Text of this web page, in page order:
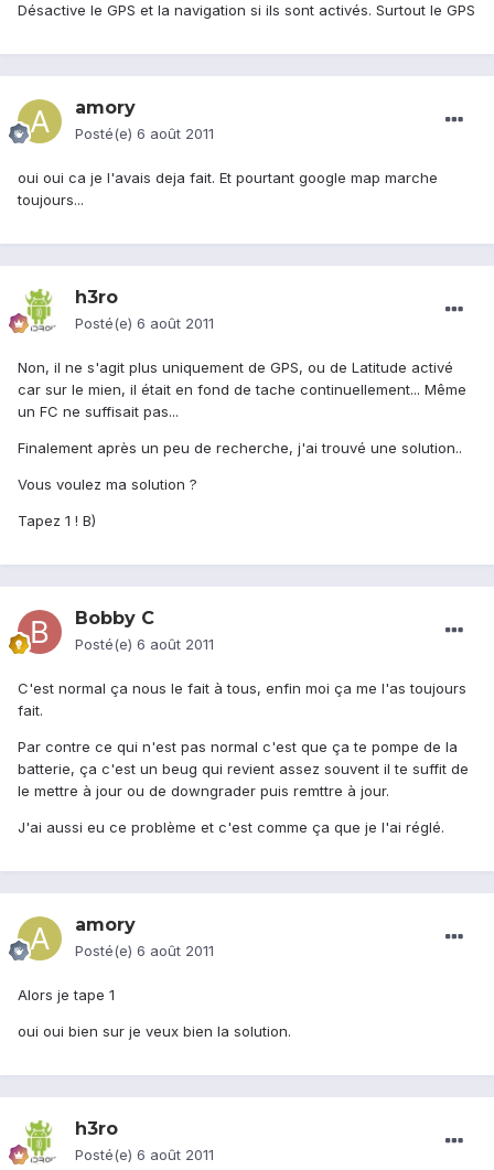
Désactive le GPS et la navigation si ils sont activés. Surtout le GPS
amory
Posté(e) 6 août 2011
oui oui ca je l'avais deja fait. Et pourtant google map marche
toujours...
h3ro
Posté(e) 6 août 2011
Non, il ne s'agit plus uniquement de GPS, ou de Latitude activé
car sur le mien, il était en fond de tache continuellement... Même
un FC ne suffisait pas...
Finalement après un peu de recherche, j'ai trouvé une solution..
Vous voulez ma solution ?
Tapez 1 ! B)
Bobby C
Posté(e) 6 août 2011
C'est normal ça nous le fait à tous, enfin moi ça me l'as toujours
fait.
Par contre ce qui n'est pas normal c'est que ça te pompe de la
batterie, ça c'est un beug qui revient assez souvent il te suffit de
le mettre à jour ou de downgrader puis remttre à jour.
J'ai aussi eu ce problème et c'est comme ça que je l'ai réglé.
amory
Posté(e) 6 août 2011
Alors je tape 1
oui oui bien sur je veux bien la solution.
h3ro
Posté(e) 6 août 2011